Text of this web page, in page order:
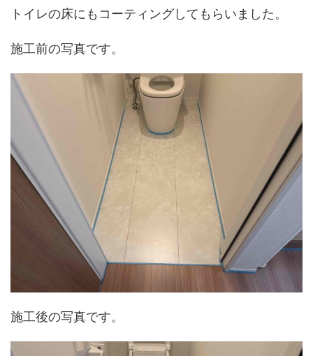
トイレの床にもコーティングしてもらいました。
施工前の写真です。
施工後の写真です。